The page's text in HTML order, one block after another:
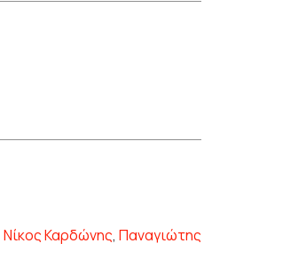
Νίκος Καρδώνης, Παναγιώτης